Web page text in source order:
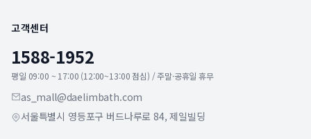
고객센터
1588-1952
평일 09:00 ~ 17:00 (12:00~13:00 점심) / 주말·공휴일 휴무
as_mall@daelimbath.com
서울특별시 영등포구 버드나루로 84, 제일빌딩